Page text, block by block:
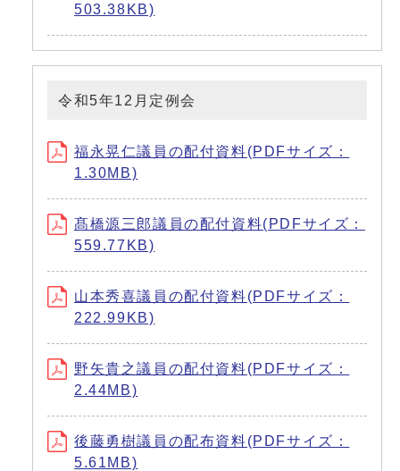
503.38KB)
令和5年12月定例会
福永晃仁議員の配付資料(PDFサイズ：
1.30MB)
髙橋源三郎議員の配付資料(PDFサイズ：
559.77KB)
山本秀喜議員の配付資料(PDFサイズ：
222.99KB)
野矢貴之議員の配付資料(PDFサイズ：
2.44MB)
後藤勇樹議員の配布資料(PDFサイズ：
5.61MB)